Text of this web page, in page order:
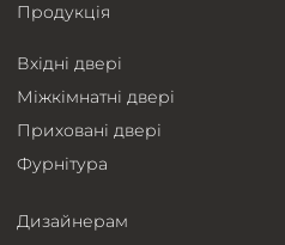
Продукція
Вхідні двері
Міжкімнатні двері
Приховані двері
Фурнітура
Дизайнерам